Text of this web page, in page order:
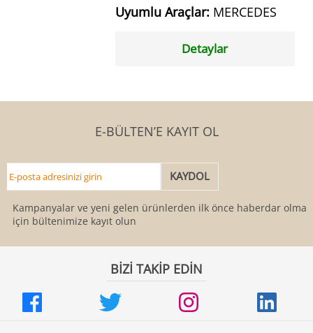
Uyumlu Araçlar: MERCEDES
Detaylar
E-BÜLTEN’E KAYIT OL
Kampanyalar ve yeni gelen ürünlerden ilk önce haberdar olmak
için bültenimize kayıt olun
BİZİ TAKİP EDİN